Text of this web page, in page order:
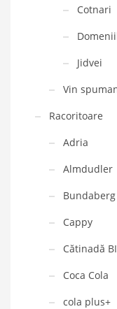
Cotnari
Jidvei
Vin
Racoritoare
Adria
Almdudler
Bundaberg
Cappy
Cătinadă
Coca Cola
cola plus+